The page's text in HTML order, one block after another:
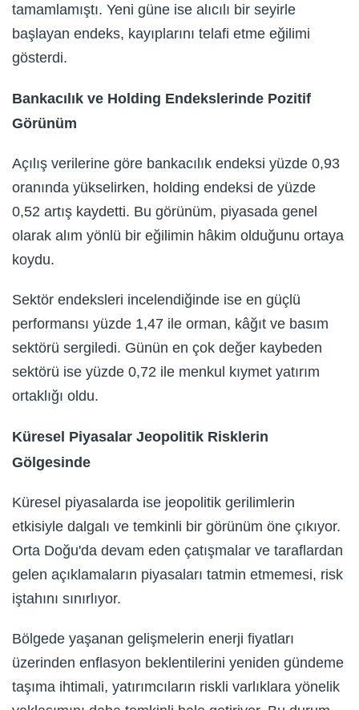
tamamlamıştı. Yeni güne ise alıcılı bir seyirle
başlayan endeks, kayıplarını telafi etme eğilimi
gösterdi.
Bankacılık ve Holding Endekslerinde Pozitif
Görünüm
Açılış verilerine göre bankacılık endeksi yüzde 0,93
oranında yükselirken, holding endeksi de yüzde
0,52 artış kaydetti. Bu görünüm, piyasada genel
olarak alım yönlü bir eğilimin hâkim olduğunu ortaya
koydu.
Sektör endeksleri incelendiğinde ise en güçlü
performansı yüzde 1,47 ile orman, kâğıt ve basım
sektörü sergiledi. Günün en çok değer kaybeden
sektörü ise yüzde 0,72 ile menkul kıymet yatırım
ortaklığı oldu.
Küresel Piyasalar Jeopolitik Risklerin
Gölgesinde
Küresel piyasalarda ise jeopolitik gerilimlerin
etkisiyle dalgalı ve temkinli bir görünüm öne çıkıyor.
Orta Doğu'da devam eden çatışmalar ve taraflardan
gelen açıklamaların piyasaları tatmin etmemesi, risk
iştahını sınırlıyor.
Bölgede yaşanan gelişmelerin enerji fiyatları
üzerinden enflasyon beklentilerini yeniden gündeme
taşıma ihtimali, yatırımcıların riskli varlıklara yönelik